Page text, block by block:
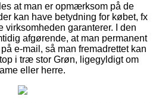
at man er opmærksom på de
kan have betydning for købet, fx
virksomheden garanterer. I den
afgørende, at man permanent
e-mail, så man fremadrettet kan
i træ stor Grøn, ligegyldigt om
eller herre.